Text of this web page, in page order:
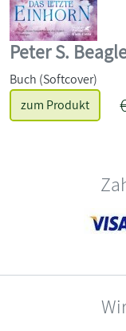
Peter S.
Buch (Softcover)
zum Produkt